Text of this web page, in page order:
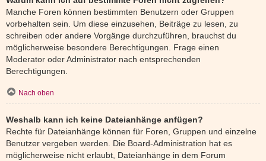
Manche Foren können bestimmten Benutzern oder Gruppen
vorbehalten sein. Um diese einzusehen, Beiträge zu lesen, zu
schreiben oder andere Vorgänge durchzuführen, brauchst du
möglicherweise besondere Berechtigungen. Frage einen
Moderator oder Administrator nach entsprechenden
Berechtigungen.
Nach oben
Weshalb kann ich keine Dateianhänge anfügen?
Rechte für Dateianhänge können für Foren, Gruppen und einzelne
Benutzer vergeben werden. Die Board-Administration hat es
möglicherweise nicht erlaubt, Dateianhänge in dem Forum